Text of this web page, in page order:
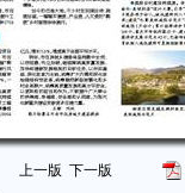
上一版 下一版